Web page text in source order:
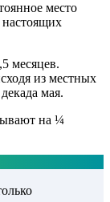
место
настоящих
месяцев.
из местных
мая.
на ¼